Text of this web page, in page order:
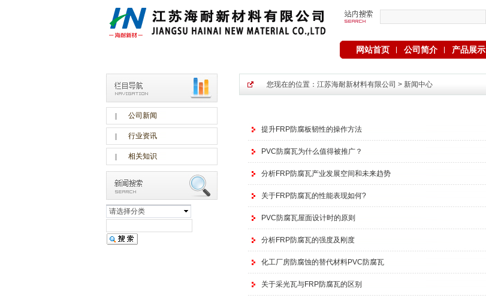
网站首页 公司简介 产品展示
请选择分类
您现在的位置： 江苏海耐新材料有限公司 > 新闻中心
提升FRP防腐板韧性的操作方法
PVC防腐瓦为什么值得被推广？
分析FRP防腐瓦产业发展空间和未来趋势
关于FRP防腐瓦的性能表现如何?
PVC防腐瓦屋面设计时的原则
分析FRP防腐瓦的强度及刚度
化工厂房防腐蚀的替代材料PVC防腐瓦
关于采光瓦与FRP防腐瓦的区别
公司新闻
行业资讯
相关知识